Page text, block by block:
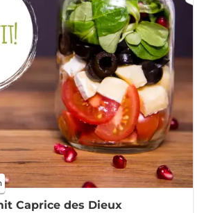
Caprice des Dieux